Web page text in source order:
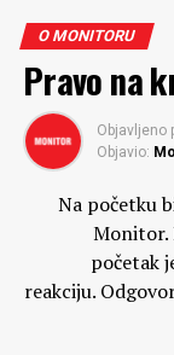
Goran Štrok,
(sinom Mike
list
Beograda. No,
je opozicija
u Zagrebu,
nije moglo
liberalnu
O MONITORU
Pravo na
Objavljeno
Objavio:
Na početku
Monitor.
početak
reakciju.